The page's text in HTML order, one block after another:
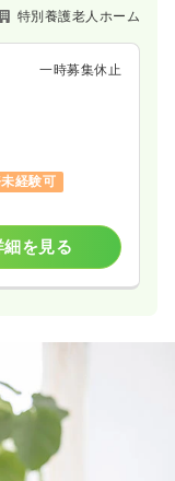
特別養護老人ホーム
一時募集休止
経験可
細を見る